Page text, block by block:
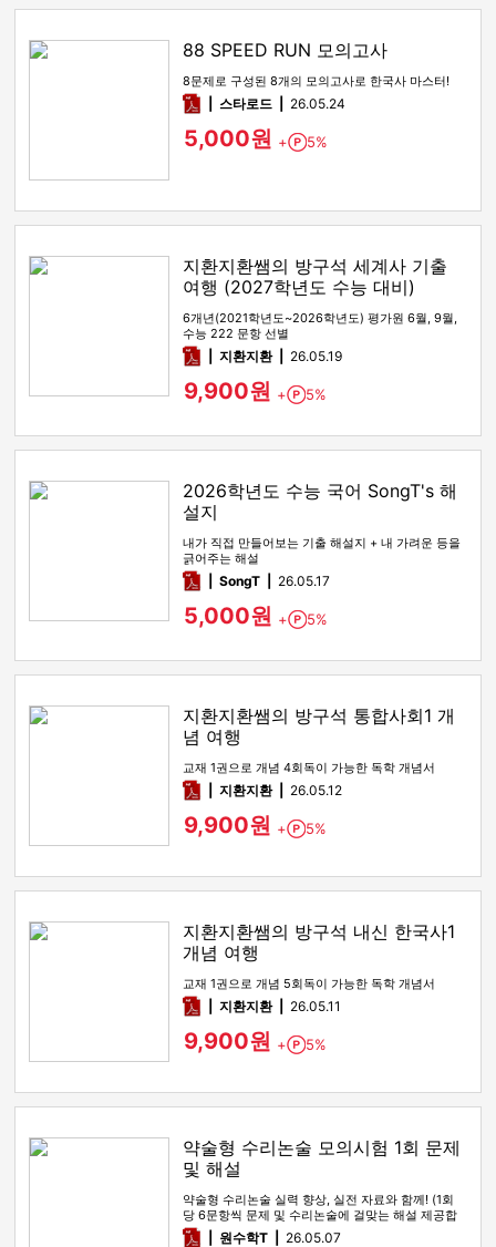
88 SPEED RUN 모의고사
8문제로 구성된 8개의 모의고사로 한국사 마스터!
pdf스타로드 26.05.24
5,000원 + Point
5%
지환지환쌤의 방구석 세계사 기출
여행 (2027학년도 수능 대비)
6개년(2021학년도~2026학년도) 평가원 6월, 9월,
수능 222 문항 선별
pdf지환지환 26.05.19
9,900원 + Point
5%
2026학년도 수능 국어 SongT's 해
설지
내가 직접 만들어보는 기출 해설지 + 내 가려운 등을
긁어주는 해설
pdfSongT 26.05.17
5,000원 + Point
5%
지환지환쌤의 방구석 통합사회1 개
념 여행
교재 1권으로 개념 4회독이 가능한 독학 개념서
pdf지환지환 26.05.12
9,900원 + Point
5%
지환지환쌤의 방구석 내신 한국사1
개념 여행
교재 1권으로 개념 5회독이 가능한 독학 개념서
pdf지환지환 26.05.11
9,900원 + Point
5%
약술형 수리논술 모의시험 1회 문제
및 해설
약술형 수리논술 실력 향상, 실전 자료와 함께! (1회
당 6문항씩 문제 및 수리논술에 걸맞는 해설 제공합
니다!)pdf원수학T 26.05.07